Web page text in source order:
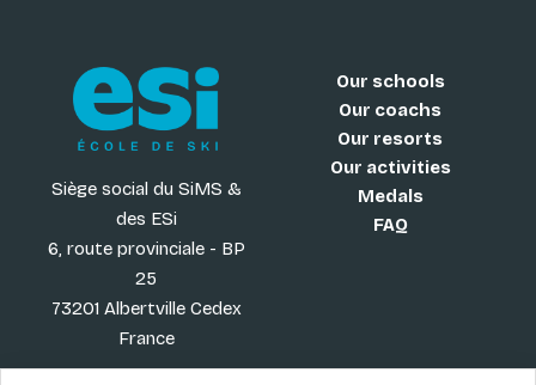
Siège social du SiMS &
des ESi
6, route provinciale - BP
25
73201 Albertville Cedex
France
Our schools
Our coachs
Our resorts
Our activities
Medals
FAQ